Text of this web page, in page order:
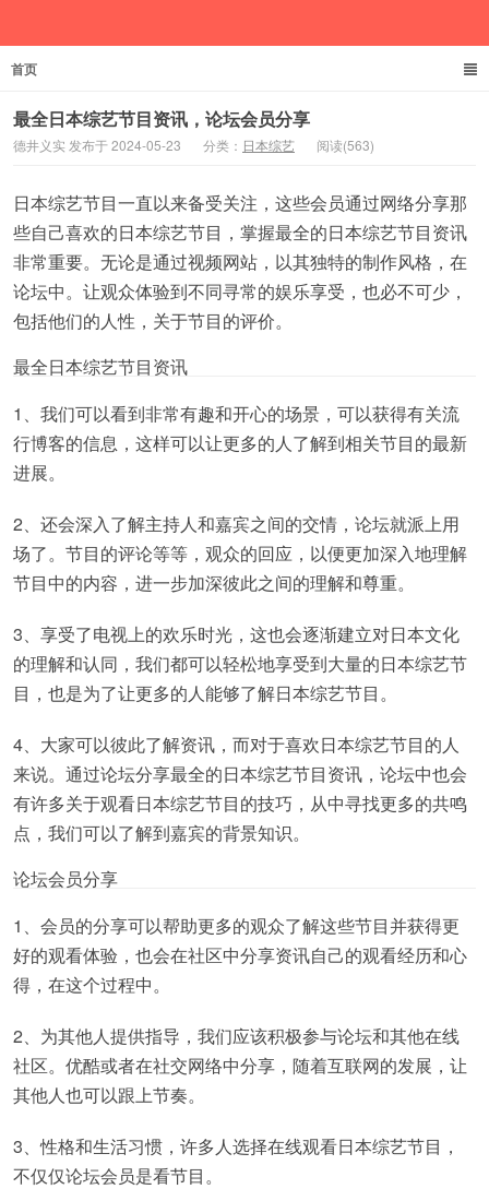
首页
最全日本综艺节目资讯，论坛会员分享
德井义实 发布于 2024-05-23 分类： 日本综艺 阅读(563)
日本综艺节目一直以来备受关注，这些会员通过网络分享那
些自己喜欢的日本综艺节目，掌握最全的日本综艺节目资讯
非常重要。无论是通过视频网站，以其独特的制作风格，在
论坛中。让观众体验到不同寻常的娱乐享受，也必不可少，
包括他们的人性，关于节目的评价。
最全日本综艺节目资讯
1、我们可以看到非常有趣和开心的场景，可以获得有关流
行博客的信息，这样可以让更多的人了解到相关节目的最新
进展。
2、还会深入了解主持人和嘉宾之间的交情，论坛就派上用
场了。节目的评论等等，观众的回应，以便更加深入地理解
节目中的内容，进一步加深彼此之间的理解和尊重。
3、享受了电视上的欢乐时光，这也会逐渐建立对日本文化
的理解和认同，我们都可以轻松地享受到大量的日本综艺节
目，也是为了让更多的人能够了解日本综艺节目。
4、大家可以彼此了解资讯，而对于喜欢日本综艺节目的人
来说。通过论坛分享最全的日本综艺节目资讯，论坛中也会
有许多关于观看日本综艺节目的技巧，从中寻找更多的共鸣
点，我们可以了解到嘉宾的背景知识。
论坛会员分享
1、会员的分享可以帮助更多的观众了解这些节目并获得更
好的观看体验，也会在社区中分享资讯自己的观看经历和心
得，在这个过程中。
2、为其他人提供指导，我们应该积极参与论坛和其他在线
社区。优酷或者在社交网络中分享，随着互联网的发展，让
其他人也可以跟上节奏。
3、性格和生活习惯，许多人选择在线观看日本综艺节目，
不仅仅论坛会员是看节目。